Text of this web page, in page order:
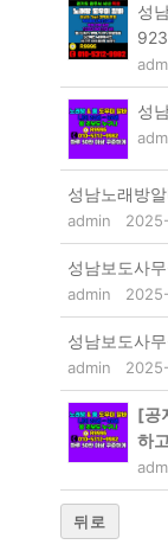
성
성
성남노래방
admin
성남보도사
admin
성남보도사
admin
[공
하
뒤로